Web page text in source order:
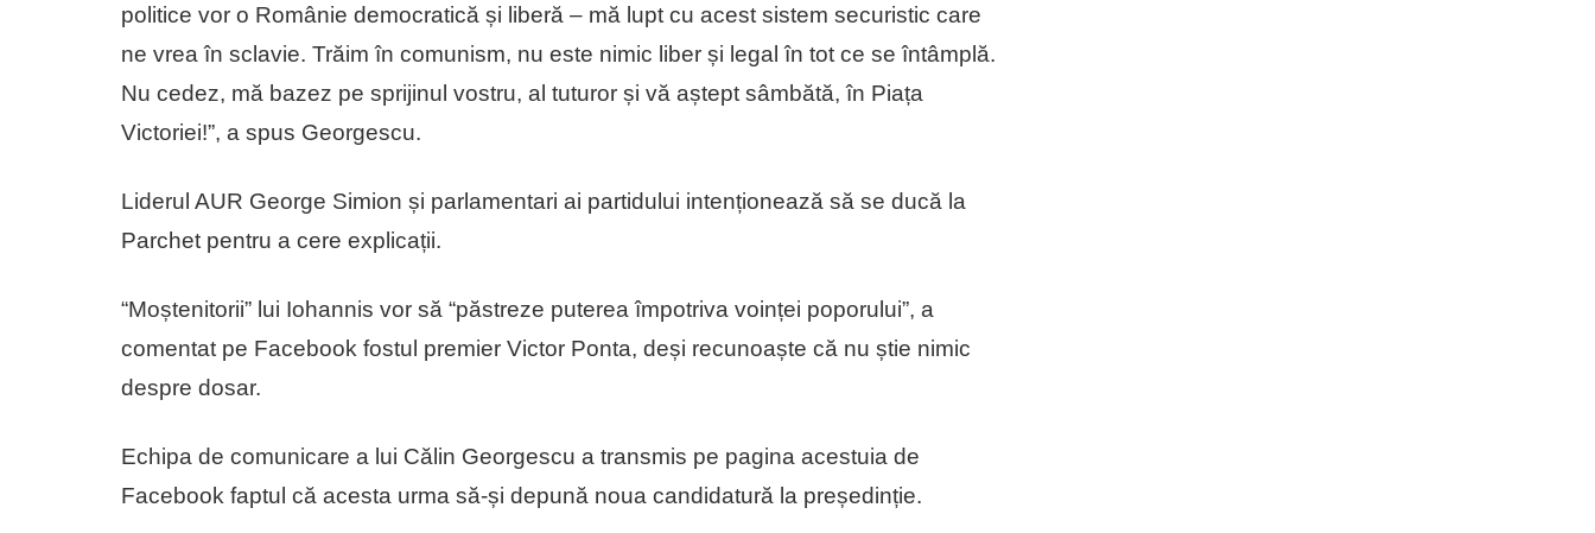
politice vor o Românie democratică și liberă – mă lupt cu acest sistem securistic care
ne vrea în sclavie. Trăim în comunism, nu este nimic liber și legal în tot ce se întâmplă.
Nu cedez, mă bazez pe sprijinul vostru, al tuturor și vă aștept sâmbătă, în Piața
Victoriei!”, a spus Georgescu.
Liderul AUR George Simion și parlamentari ai partidului intenționează să se ducă la
Parchet pentru a cere explicații.
“Moștenitorii” lui Iohannis vor să “păstreze puterea împotriva voinței poporului”, a
comentat pe Facebook fostul premier Victor Ponta, deși recunoaște că nu știe nimic
despre dosar.
Echipa de comunicare a lui Călin Georgescu a transmis pe pagina acestuia de
Facebook faptul că acesta urma să-și depună noua candidatură la președinție.